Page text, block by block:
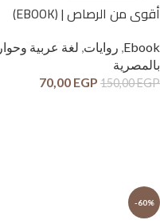
أقوى من الرصاص | (EBOOK)
Ebook روايات لغة عربية وحوار
بالمصرية
150,00EGP
70,00 EGP
-60%